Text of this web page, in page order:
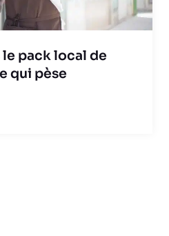
pack local de
qui pèse